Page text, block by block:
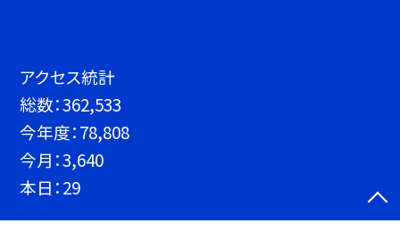
アクセス統計
総数：362,533
今年度：78,808
今月：3,640
本日：29